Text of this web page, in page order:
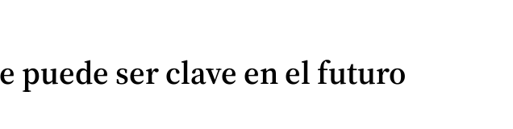
puede ser clave en el futuro